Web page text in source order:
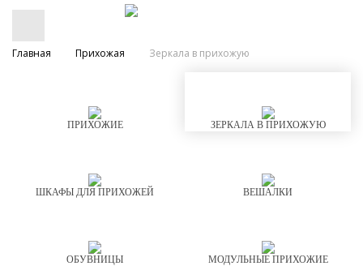
Главная Прихожая Зеркала в прихожую
ПРИХОЖИЕ ЗЕРКАЛА В ПРИХОЖУЮ
ШКАФЫ ДЛЯ ПРИХОЖЕЙ ВЕШАЛКИ
ОБУВНИЦЫ МОДУЛЬНЫЕ ПРИХОЖИЕ